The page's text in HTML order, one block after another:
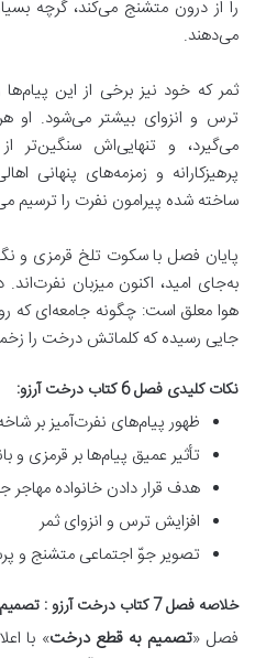
را از درون متشنج می‌کند، گرچه
می‌دهند.
ثمر که خود نیز برخی از این
ترس و انزوای بیشتر می‌شود. او
می‌گیرد، و تنهایی‌اش سنگین‌تر
پرهیزکارانه و زمزمه‌های پنهانی
ساخته شده پیرامون نفرت را ترسیم
پایان فصل با سکوت تلخ قرمزی و
به‌جای امید، اکنون میزبان
هوا معلق است: چگونه جامعه‌ای که
جایی رسیده که کلماتش درخت را
نکات کلیدی فصل 6 کتاب درخت آرزو:
ظهور پیام‌های نفرت‌آمیز بر
تأثیر عمیق پیام‌ها بر قرمزی و
هدف قرار دادن خانواده
افزایش ترس و انزوای ثمر
تصویر جوّ اجتماعی متشنج و
خلاصه فصل 7 کتاب درخت آرزو : تصمیم به قطع درخت
فصل «تصمیم به قطع درخت» با